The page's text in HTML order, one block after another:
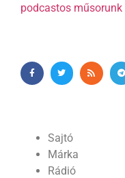
podcastos műsorunk
Sajtó
Márka
Rádió